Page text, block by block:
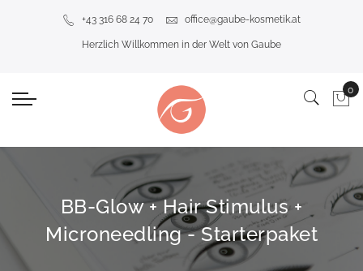
+43 316 68 24 70 office@gaube-kosmetik.at
Herzlich Willkommen in der Welt von Gaube
BB-Glow + Hair Stimulus +
Microneedling - Starterpaket